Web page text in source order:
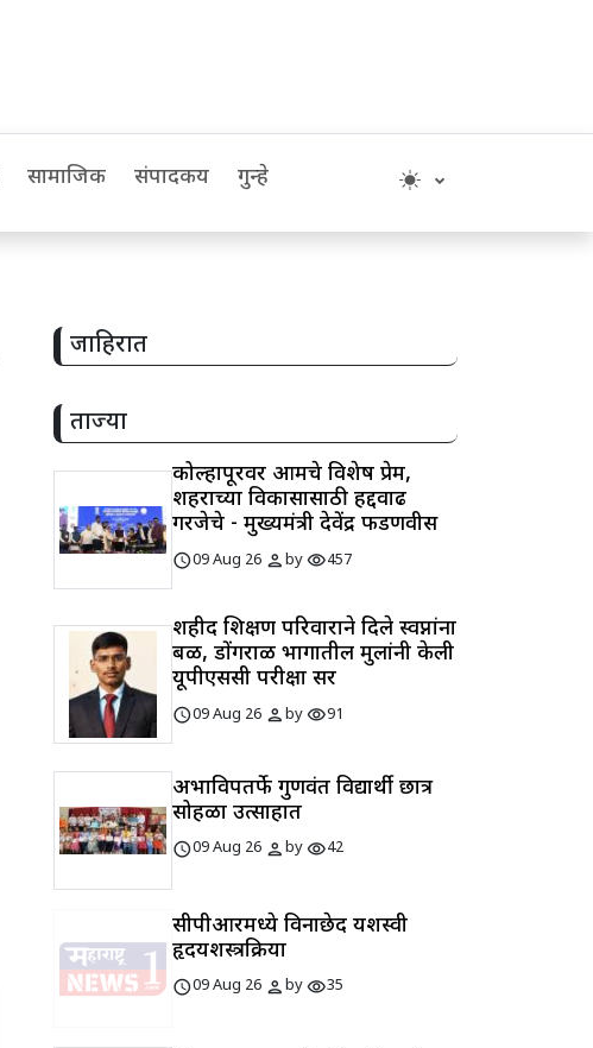
सामाजिक संपादकीय गुन्हे
जाहिरात
ताज्या
कोल्हापूरवर आमचे विशेष प्रेम,
शहराच्या विकासासाठी हद्दवाढ
गरजेचे - मुख्यमंत्री देवेंद्र फडणवीस
schedule09 Aug 26 personbyvisibility457
शहीद शिक्षण परिवाराने दिले स्वप्नांना
बळ, डोंगराळ भागातील मुलांनी केली
यूपीएससी परीक्षा सर
schedule09 Aug 26 personbyvisibility91
अभाविपतर्फे गुणवंत विद्यार्थी छात्र
सोहळा उत्साहात
schedule09 Aug 26 personbyvisibility42
सीपीआरमध्ये विनाछेद यशस्वी
हृदयशस्त्रक्रिया
schedule09 Aug 26 personbyvisibility35